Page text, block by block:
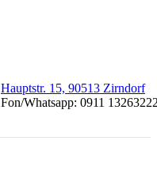
Hauptstr. 15, 90513 Zirndorf
Fon/Whatsapp: 0911